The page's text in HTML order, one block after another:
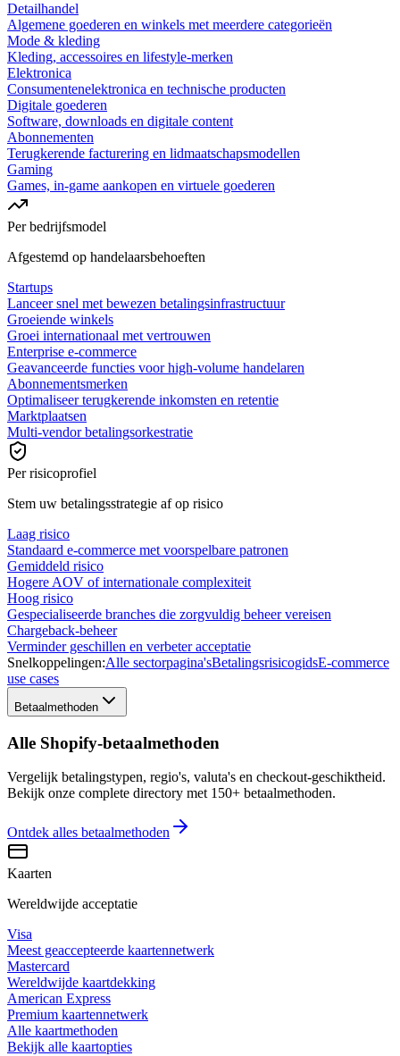
Detailhandel
Algemene goederen en winkels met meerdere categorieën
Mode & kleding
Kleding, accessoires en lifestyle-merken
Elektronica
Consumentenelektronica en technische producten
Digitale goederen
Software, downloads en digitale content
Abonnementen
Terugkerende facturering en lidmaatschapsmodellen
Gaming
Games, in-game aankopen en virtuele goederen
Per bedrijfsmodel
Afgestemd op handelaarsbehoeften
Startups
Lanceer snel met bewezen betalingsinfrastructuur
Groeiende winkels
Groei internationaal met vertrouwen
Enterprise e-commerce
Geavanceerde functies voor high-volume handelaren
Abonnementsmerken
Optimaliseer terugkerende inkomsten en retentie
Marktplaatsen
Multi-vendor betalingsorkestratie
Per risicoprofiel
Stem uw betalingsstrategie af op risico
Laag risico
Standaard e-commerce met voorspelbare patronen
Gemiddeld risico
Hogere AOV of internationale complexiteit
Hoog risico
Gespecialiseerde branches die zorgvuldig beheer vereisen
Chargeback-beheer
Verminder geschillen en verbeter acceptatie
Snelkoppelingen:Alle sectorpagina'sBetalingsrisicogidsE-commerce
use cases
Betaalmethoden
Alle Shopify-betaalmethoden
Vergelijk betalingstypen, regio's, valuta's en checkout-geschiktheid.
Bekijk onze complete directory met 150+ betaalmethoden.
Ontdek alles betaalmethoden
Kaarten
Wereldwijde acceptatie
Visa
Meest geaccepteerde kaartennetwerk
Mastercard
Wereldwijde kaartdekking
American Express
Premium kaartennetwerk
Alle kaartmethoden
Bekijk alle kaartopties